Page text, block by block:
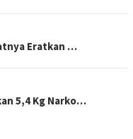
Eratkan …
5,4 Kg Narko…